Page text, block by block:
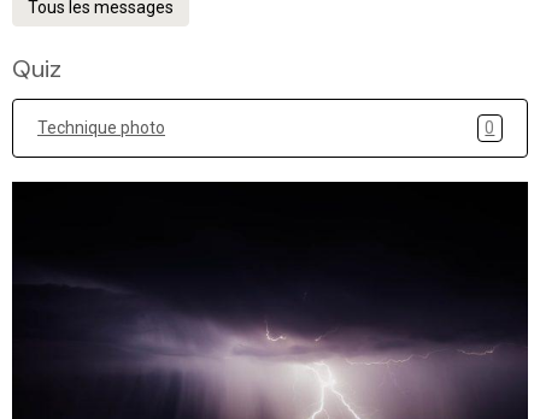
Tous les messages
Quiz
Technique photo 0